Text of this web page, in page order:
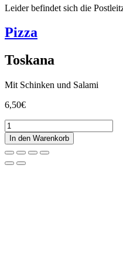
Leider befindet sich die
Pizza
Toskana
Mit Schinken und Salami
6,50€
Toskana
Menge
In den Warenkorb